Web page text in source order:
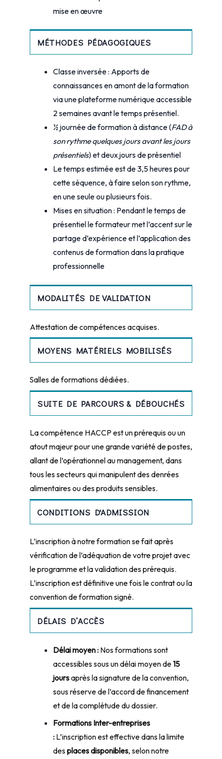
mise en œuvre
MÉTHODES PÉDAGOGIQUES
Classe inversée : Apports de
connaissances en amont de la formation
via une plateforme numérique accessible
2 semaines avant le temps présentiel.
½ journée de formation à distance (FAD à
son rythme quelques jours avant les jours
présentiels) et deux jours de présentiel
Le temps estimée est de 3,5 heures pour
cette séquence, à faire selon son rythme,
en une seule ou plusieurs fois.
Mises en situation : Pendant le temps de
présentiel le formateur met l’accent sur le
partage d’expérience et l’application des
contenus de formation dans la pratique
professionnelle
MODALITÉS DE VALIDATION
Attestation de compétences acquises.
MOYENS MATÉRIELS MOBILISÉS
Salles de formations dédiées.
SUITE DE PARCOURS & DÉBOUCHÉS
La compétence HACCP est un prérequis ou un
atout majeur pour une grande variété de postes,
allant de l’opérationnel au management, dans
tous les secteurs qui manipulent des denrées
alimentaires ou des produits sensibles.
CONDITIONS D'ADMISSION
L’inscription à notre formation se fait après
vérification de l’adéquation de votre projet avec
le programme et la validation des prérequis.
L’inscription est définitive une fois le contrat ou la
convention de formation signé.
DÉLAIS D’ACCÈS
Délai moyen :Nos formations sont
accessibles sous un délai moyen de15
joursaprès la signature de la convention,
sous réserve de l’accord de financement
et de la complétude du dossier.
Formations Inter-entreprises
:L’inscription est effective dans la limite
des places disponibles, selon notre